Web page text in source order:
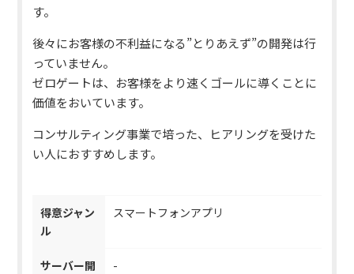
す。
後々にお客様の不利益になる”とりあえず”の開発は行
っていません。
ゼロゲートは、お客様をより速くゴールに導くことに
価値をおいています。
コンサルティング事業で培った、ヒアリングを受けた
い人におすすめします。
得意ジャン
ル
スマートフォンアプリ
サーバー開
-